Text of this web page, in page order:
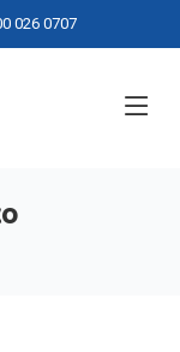
026 0707